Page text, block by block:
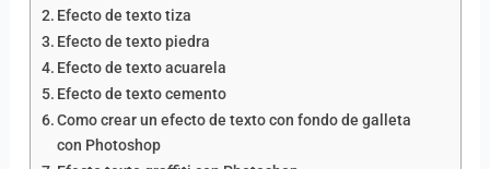
Efecto de texto tiza
Efecto de texto piedra
Efecto de texto acuarela
Efecto de texto cemento
Como crear un efecto de texto con fondo de galleta
con Photoshop